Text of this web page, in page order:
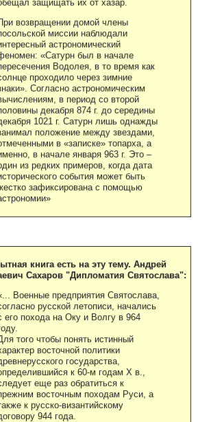
защищать их от хазар.
возвращении домой члены
миссии наблюдали
астрономический
«Сатурн был в начале
Водолея, в то время как
проходило через зимние
Согласно астрономическим
в период со второй
декабря 874 г. до середины
1021 г. Сатурн лишь однажды
положение между звездами,
в «записке» топарха, а
в начале января 963 г. Это –
из редких примеров, когда дата
события может быть
зафиксирована с помощью
книга есть на эту тему. Андрей
Сахаров "Дипломатия Святослава":
Военные предприятия Святослава,
русской летописи, начались
его похода на Оку и Волгу в 964
того чтобы понять истинный
восточной политики
государства,
к 60-м годам X в.,
еще раз обратиться к
восточным походам Руси, а
к русско-византийскому
944 года.